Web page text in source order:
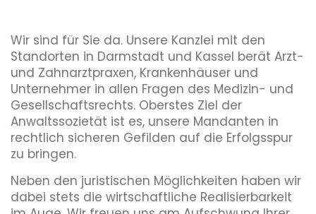
Wir sind für Sie da. Unsere Kanzlei mit den
Standorten in Darmstadt und Kassel berät Arzt-
und Zahnarztpraxen, Krankenhäuser und
Unternehmer in allen Fragen des Medizin- und
Gesellschaftsrechts. Oberstes Ziel der
Anwaltssozietät ist es, unsere Mandanten in
rechtlich sicheren Gefilden auf die Erfolgsspur
zu bringen.
Neben den juristischen Möglichkeiten haben wir
dabei stets die wirtschaftliche Realisierbarkeit